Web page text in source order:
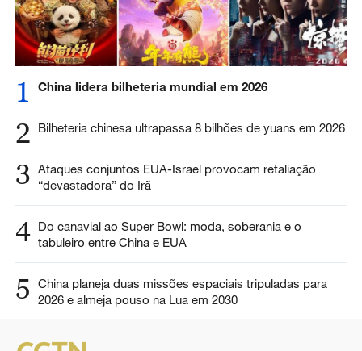
1 China lidera bilheteria mundial em 2026
2 Bilheteria chinesa ultrapassa 8 bilhões de yuans em 2026
3 Ataques conjuntos EUA-Israel provocam retaliação
“devastadora” do Irã
4 Do canavial ao Super Bowl: moda, soberania e o
tabuleiro entre China e EUA
5
China planeja duas missões espaciais tripuladas para
2026 e almeja pouso na Lua em 2030